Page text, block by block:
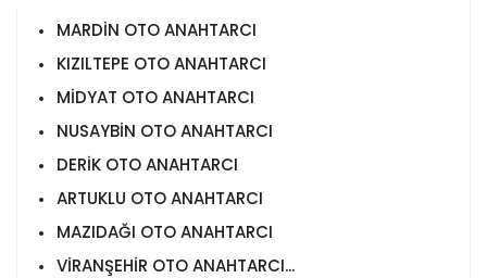
MARDİN OTO ANAHTARCI
KIZILTEPE OTO ANAHTARCI
MİDYAT OTO ANAHTARCI
NUSAYBİN OTO ANAHTARCI
DERİK OTO ANAHTARCI
ARTUKLU OTO ANAHTARCI
MAZIDAĞI OTO ANAHTARCI
VİRANŞEHİR OTO ANAHTARCI...